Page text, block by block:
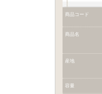
商品コード
商品名
産地
容量